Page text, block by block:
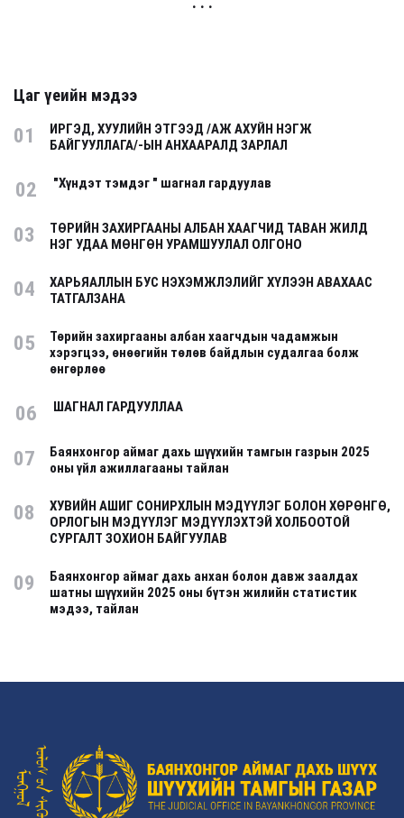
Цаг үеийн мэдээ
01
ИРГЭД, ХУУЛИЙН ЭТГЭЭД /АЖ АХУЙН НЭГЖ
БАЙГУУЛЛАГА/-ЫН АНХААРАЛД ЗАРЛАЛ
02 "Хүндэт тэмдэг " шагнал гардуулав
03
ТӨРИЙН ЗАХИРГААНЫ АЛБАН ХААГЧИД ТАВАН ЖИЛД
НЭГ УДАА МӨНГӨН УРАМШУУЛАЛ ОЛГОНО
04
ХАРЬЯАЛЛЫН БУС НЭХЭМЖЛЭЛИЙГ ХҮЛЭЭН АВАХААС
ТАТГАЛЗАНА
05
Төрийн захиргааны албан хаагчдын чадамжын
хэрэгцээ, өнөөгийн төлөв байдлын судалгаа болж
өнгөрлөө
06 ШАГНАЛ ГАРДУУЛЛАА
07
Баянхонгор аймаг дахь шүүхийн тамгын газрын 2025
оны үйл ажиллагааны тайлан
08
ХУВИЙН АШИГ СОНИРХЛЫН МЭДҮҮЛЭГ БОЛОН ХӨРӨНГӨ,
ОРЛОГЫН МЭДҮҮЛЭГ МЭДҮҮЛЭХТЭЙ ХОЛБООТОЙ
СУРГАЛТ ЗОХИОН БАЙГУУЛАВ
09
Баянхонгор аймаг дахь анхан болон давж заалдах
шатны шүүхийн 2025 оны бүтэн жилийн статистик
мэдээ, тайлан